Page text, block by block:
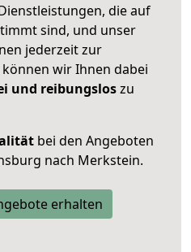
die auf
sind, und unser
jederzeit zur
wir Ihnen dabei
und reibungsloszu
bei den Angeboten
nach Merkstein.
erhalten